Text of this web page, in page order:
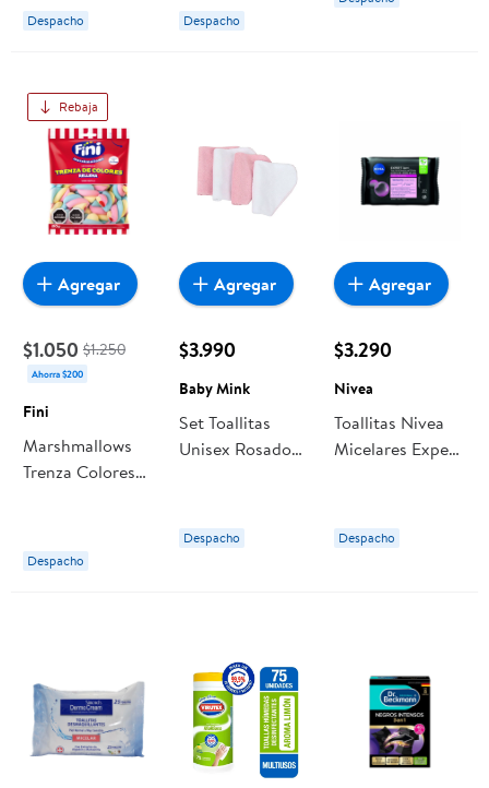
Vidrios 1 Un
Armor All
Despacho
Auto 1 Un Armor
All
Despacho
Rebaja
$1.050 $1.250
Ahorra $200
Fini
Marshmallows
Trenza Colores
Despacho
Agregar
$3.990
Baby Mink
Set Toallitas
Unisex Rosado
Despacho
Agregar
$3.290
Nivea
Toallitas Nivea
Micelares Expert
Remover
Despacho
Agregar